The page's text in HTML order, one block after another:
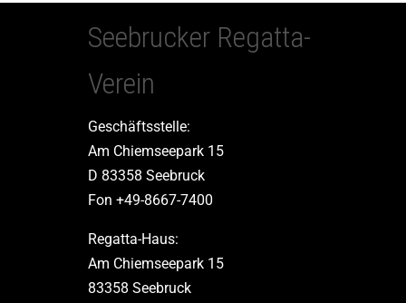
Seebrucker Regatta-
Verein
Geschäftsstelle:
Am Chiemseepark 15
D 83358 Seebruck
Fon +49-8667-7400
Regatta-Haus:
Am Chiemseepark 15
83358 Seebruck